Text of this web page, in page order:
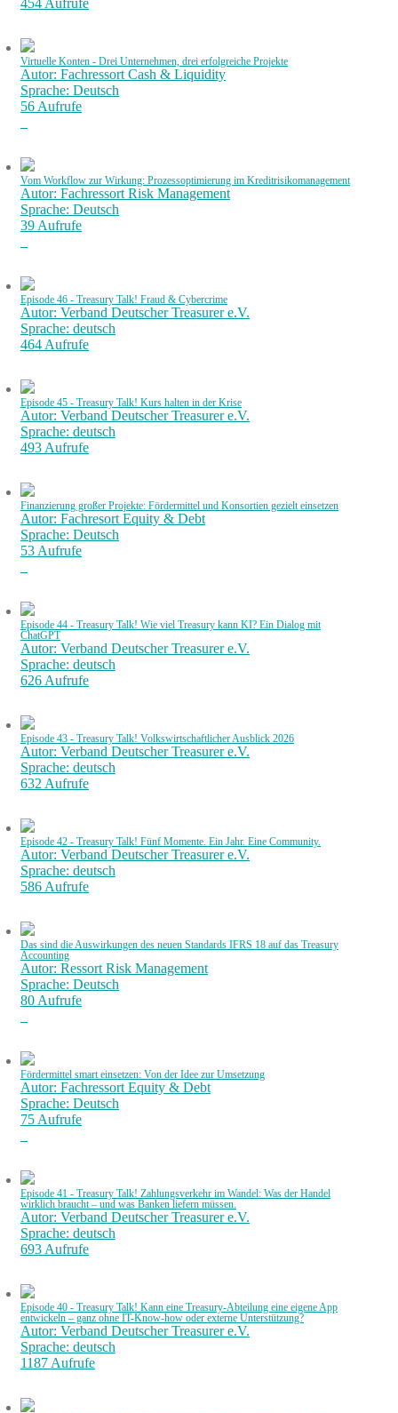
454 Aufrufe
Virtuelle Konten - Drei Unternehmen, drei erfolgreiche Projekte
Autor: Fachressort Cash & Liquidity
Sprache: Deutsch
56 Aufrufe
Vom Workflow zur Wirkung: Prozessoptimierung im Kreditrisikomanagement
Autor: Fachressort Risk Management
Sprache: Deutsch
39 Aufrufe
Episode 46 - Treasury Talk! Fraud & Cybercrime
Autor: Verband Deutscher Treasurer e.V.
Sprache: deutsch
464 Aufrufe
Episode 45 - Treasury Talk! Kurs halten in der Krise
Autor: Verband Deutscher Treasurer e.V.
Sprache: deutsch
493 Aufrufe
Finanzierung großer Projekte: Fördermittel und Konsortien gezielt einsetzen
Autor: Fachresort Equity & Debt
Sprache: Deutsch
53 Aufrufe
Episode 44 - Treasury Talk! Wie viel Treasury kann KI? Ein Dialog mit
ChatGPT
Autor: Verband Deutscher Treasurer e.V.
Sprache: deutsch
626 Aufrufe
Episode 43 - Treasury Talk! Volkswirtschaftlicher Ausblick 2026
Autor: Verband Deutscher Treasurer e.V.
Sprache: deutsch
632 Aufrufe
Episode 42 - Treasury Talk! Fünf Momente. Ein Jahr. Eine Community.
Autor: Verband Deutscher Treasurer e.V.
Sprache: deutsch
586 Aufrufe
Das sind die Auswirkungen des neuen Standards IFRS 18 auf das Treasury
Accounting
Autor: Ressort Risk Management
Sprache: Deutsch
80 Aufrufe
Fördermittel smart einsetzen: Von der Idee zur Umsetzung
Autor: Fachressort Equity & Debt
Sprache: Deutsch
75 Aufrufe
Episode 41 - Treasury Talk! Zahlungsverkehr im Wandel: Was der Handel
wirklich braucht – und was Banken liefern müssen.
Autor: Verband Deutscher Treasurer e.V.
Sprache: deutsch
693 Aufrufe
Episode 40 - Treasury Talk! Kann eine Treasury-Abteilung eine eigene App
entwickeln – ganz ohne IT-Know-how oder externe Unterstützung?
Autor: Verband Deutscher Treasurer e.V.
Sprache: deutsch
1187 Aufrufe